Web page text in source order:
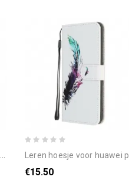
leren hoesje voor huawei p smart s met ketting thong veer
€15.50